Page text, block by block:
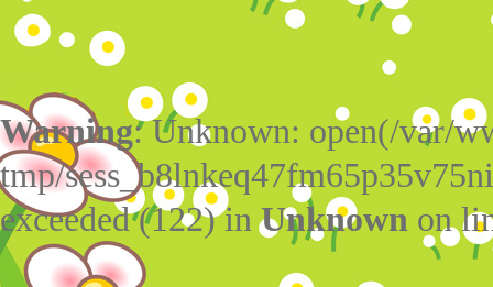
Warning: Unknown: open(/var/
tmp/
exceeded (122) inUnknown on